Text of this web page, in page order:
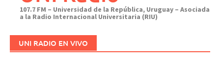
107.7 FM – Universidad de la República, Uruguay – Asociada
a la Radio Internacional Universitaria (RIU)
UNI RADIO EN VIVO